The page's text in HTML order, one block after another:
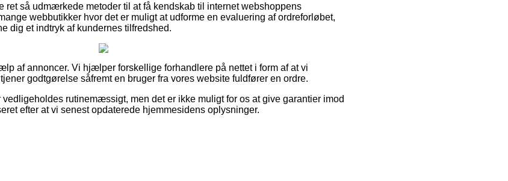
ret så udmærkede metoder til at få kendskab til internet webshoppens
webbutikker hvor det er muligt at udforme en evaluering af ordreforløbet,
dig et indtryk af kundernes tilfredshed.
af annoncer. Vi hjælper forskellige forhandlere på nettet i form af at vi
godtgørelse såfremt en bruger fra vores website fuldfører en ordre.
rutinemæssigt, men det er ikke muligt for os at give garantier imod
efter at vi senest opdaterede hjemmesidens oplysninger.